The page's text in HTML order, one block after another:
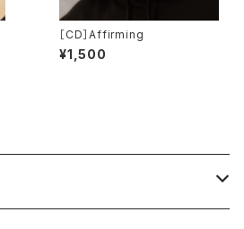
［CD］Affirming
¥1,500